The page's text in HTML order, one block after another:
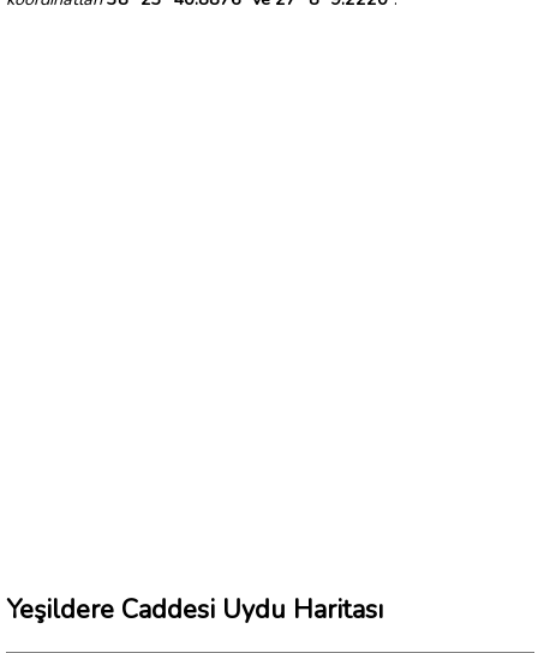
Yeşildere Caddesi Uydu Haritası